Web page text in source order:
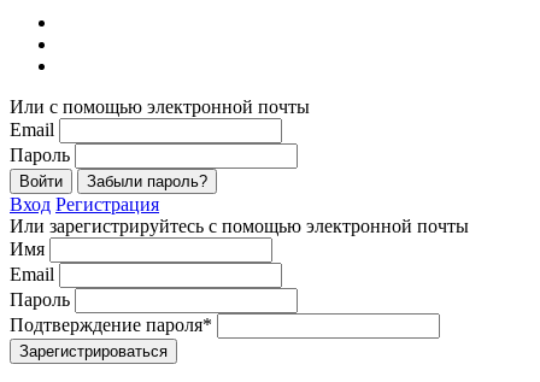
Или с помощью электронной почты
Email
Пароль
Войти Забыли пароль?
Вход Регистрация
Или зарегистрируйтесь с помощью электронной почты
Имя
Email
Пароль
Подтверждение пароля*
Зарегистрироваться